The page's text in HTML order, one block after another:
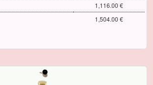
1,116.00 €
1,504.00 €